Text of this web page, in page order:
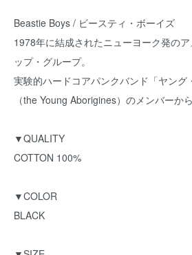
Beastie Boys / ビースティ・ボーイズ
1978年に結成されたニューヨーク発の
ップ・グループ。
実験的ハードコアパンクバンド「ヤング
（the Young Aborigines）のメンバーか
▼QUALITY
COTTON 100%
▼COLOR
BLACK